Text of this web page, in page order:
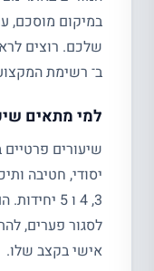
במיקום מוסכם,
שלכם. רוצים
ב־ רשימת
למי מתאים
שיעורים
יסודי, חטיבה
3, 4 ו 5
לסגור פערים,
אישי בקצב שלו.